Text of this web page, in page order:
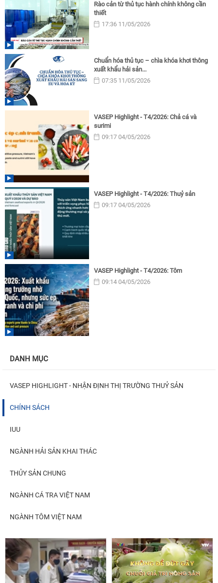
Rào cản từ thủ tục hành chính không cần
thiết
17:36 11/05/2026
Chuẩn hóa thủ tục – chìa khóa khơi thông
xuất khẩu hải sản...
07:35 11/05/2026
VASEP Highlight - T4/2026: Chả cá và
surimi
09:17 04/05/2026
VASEP Highlight - T4/2026: Thuỷ sản
09:17 04/05/2026
VASEP Highlight - T4/2026: Tôm
09:14 04/05/2026
DANH MỤC
VASEP HIGHLIGHT - NHẬN ĐỊNH THỊ TRƯỜNG THUỶ SẢN
CHÍNH SÁCH
IUU
NGÀNH HẢI SẢN KHAI THÁC
THỦY SẢN CHUNG
NGÀNH CÁ TRA VIỆT NAM
NGÀNH TÔM VIỆT NAM